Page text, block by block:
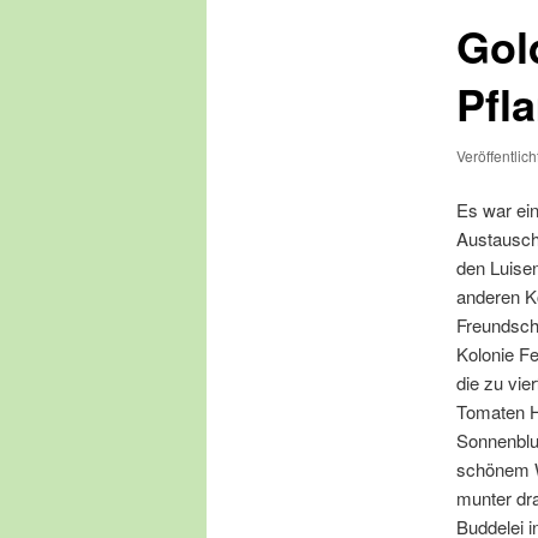
Es war
den
anderen
Kolonie
die zu
Tomaten
schönem
munter
Buddelei